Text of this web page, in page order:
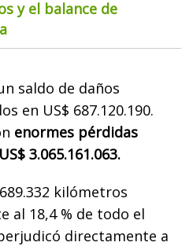
y el balance de
saldo de daños
en US$ 687.120.190.
enormes pérdidas
3.065.161.063.
kilómetros
al 18,4 % de todo el
directamente a